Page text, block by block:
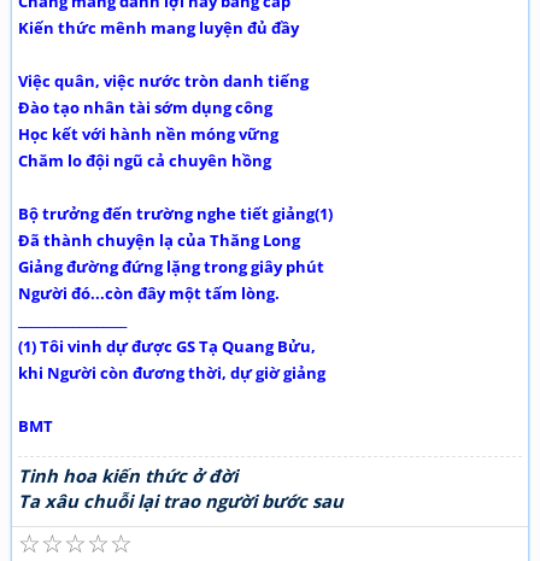
Kiến thức mênh mang luyện đủ đầy
Việc quân, việc nước tròn danh tiếng
Đào tạo nhân tài sớm dụng công
Học kết với hành nền móng vững
Chăm lo đội ngũ cả chuyên hồng
Bộ trưởng đến trường nghe tiết giảng(1)
Đã thành chuyện lạ của Thăng Long
Giảng đường đứng lặng trong giây phút
Người đó...còn đây một tấm lòng.
(1) Tôi vinh dự được GS Tạ Quang Bửu,
khi Người còn đương thời, dự giờ giảng
BMT
Tinh hoa kiến thức ở đời
Ta xâu chuỗi lại trao người bước sau
☆
☆
☆
☆
☆